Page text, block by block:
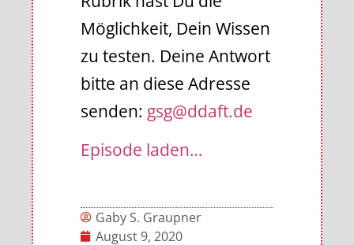
Möglichkeit, Dein Wissen
zu testen. Deine Antwort
bitte an diese Adresse
senden: gsg@ddaft.de
Episode laden…
Gaby S. Graupner
August 9, 2020